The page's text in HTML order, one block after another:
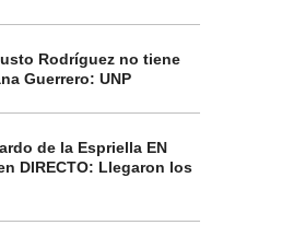
Rodríguez no tiene
Guerrero: UNP
de la Espriella EN
DIRECTO: Llegaron los